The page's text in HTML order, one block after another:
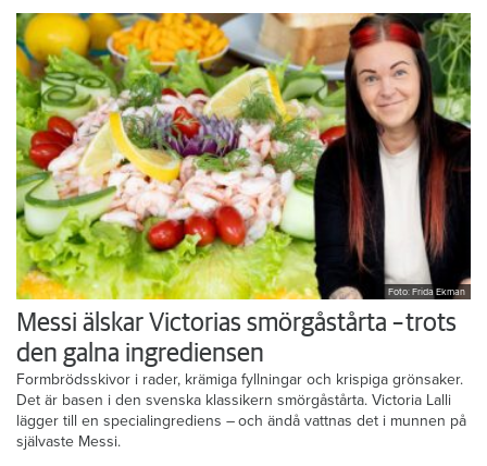
Foto: Frida Ekman
Messi älskar Victorias smörgåstårta – trots
den galna ingrediensen
Formbrödsskivor i rader, krämiga fyllningar och krispiga grönsaker.
Det är basen i den svenska klassikern smörgåstårta. Victoria Lalli
lägger till en specialingrediens – och ändå vattnas det i munnen på
självaste Messi.